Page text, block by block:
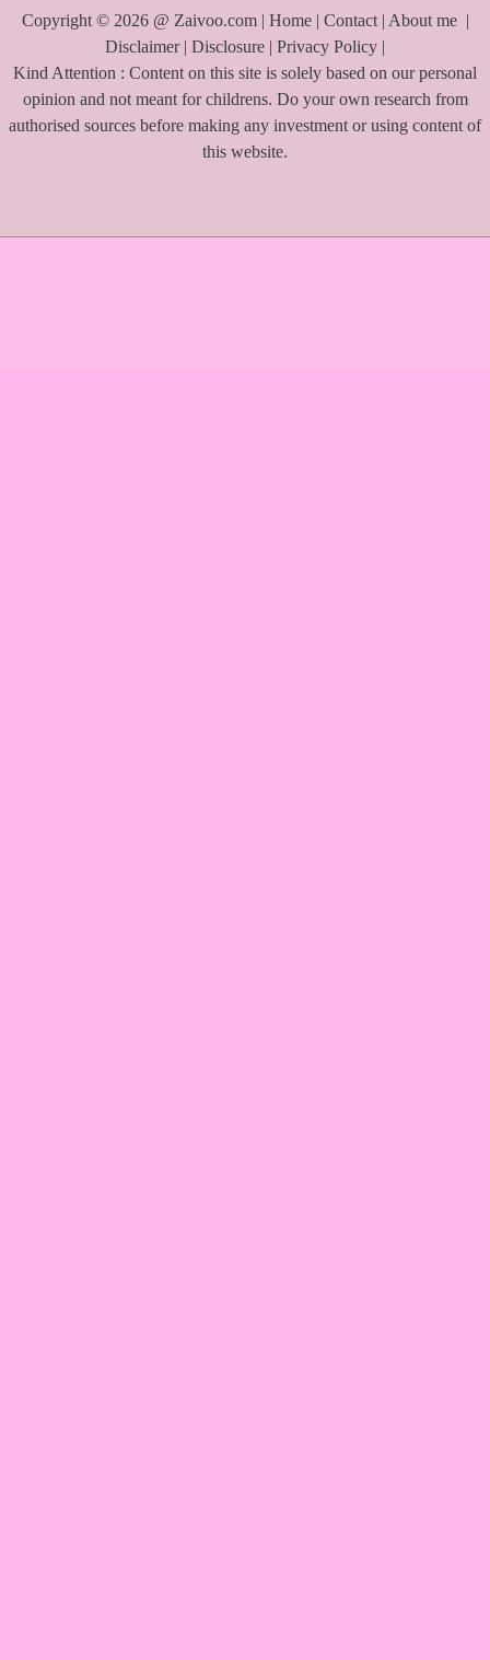
Copyright © 2026 @ Zaivoo.com | Home| Contact| About me |
Disclaimer| Disclosure | Privacy Policy |
Kind Attention : Content on this site is solely based on our personal
opinion and not meant for childrens. Do your own research from
authorised sources before making any investment or using content of
this website.